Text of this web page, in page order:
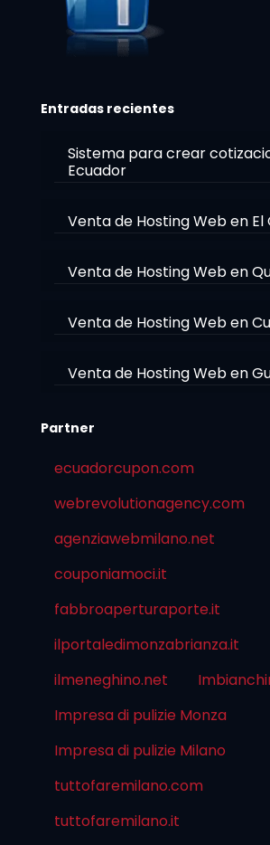
Entradas recientes
Sistema para crear
Ecuador
Venta de Hosting Web en El
Venta de Hosting Web en
Venta de Hosting Web en
Venta de Hosting Web en
Partner
ecuadorcupon.com
webrevolutionagency.com
agenziawebmilano.net
couponiamoci.it
fabbroaperturaporte.it
ilportaledimonzabrianza.it
ilmeneghino.net
Impresa di pulizie Monza
Impresa di pulizie Milano
tuttofaremilano.com
tuttofaremilano.it